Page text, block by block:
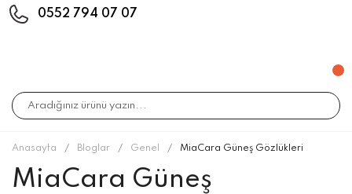
0552 794 07 07
Anasayfa Bloglar Genel MiaCara Güneş Gözlükleri
MiaCara Güneş